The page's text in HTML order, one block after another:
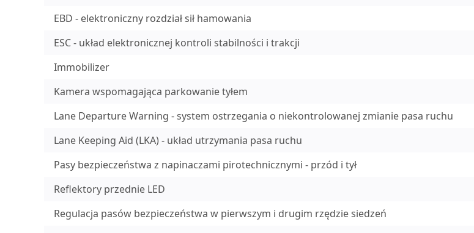
EBD - elektroniczny rozdział sił hamowania
ESC - układ elektronicznej kontroli stabilności i trakcji
Immobilizer
Kamera wspomagająca parkowanie tyłem
Lane Departure Warning - system ostrzegania o niekontrolowanej zmianie pasa ruchu
Lane Keeping Aid (LKA) - układ utrzymania pasa ruchu
Pasy bezpieczeństwa z napinaczami pirotechnicznymi - przód i tył
Reflektory przednie LED
Regulacja pasów bezpieczeństwa w pierwszym i drugim rzędzie siedzeń